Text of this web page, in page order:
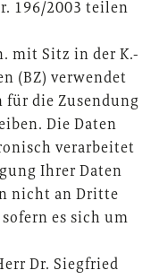
196/2003 teilen
mit Sitz in der K.-
(BZ) verwendet
für die Zusendung
Die Daten
verarbeitet
Ihrer Daten
nicht an Dritte
es sich um
Dr. Siegfried